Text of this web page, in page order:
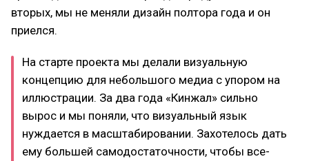
вторых, мы не меняли дизайн полтора года и он
приелся.
На старте проекта мы делали визуальную
концепцию для небольшого медиа с упором на
иллюстрации. За два года «Кинжал» сильно
вырос и мы поняли, что визуальный язык
нуждается в масштабировании. Захотелось дать
ему большей самодостаточности, чтобы все-